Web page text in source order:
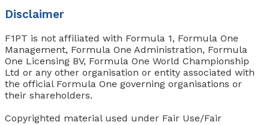
Disclaimer
F1PT is not affiliated with Formula 1, Formula One
Management, Formula One Administration, Formula
One Licensing BV, Formula One World Championship
Ltd or any other organisation or entity associated with
the official Formula One governing organisations or
their shareholders.
Copyrighted material used under Fair Use/Fair